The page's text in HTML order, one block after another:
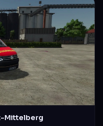
Mittelberg